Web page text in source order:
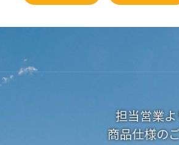
担当営業
商品仕様の